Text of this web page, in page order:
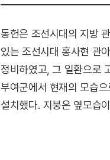
동헌은 조선시대의 지방
있는 조선시대 홍사현 관
정비하였고, 그 일환으로
부여군에서 현재의 모습
설치했다. 지붕은 옆모습